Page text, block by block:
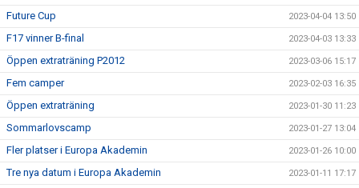
Future Cup 2023-04-04 13:50
F17 vinner B-final 2023-04-03 13:33
Öppen extraträning P2012 2023-03-06 15:17
Fem camper 2023-02-03 16:35
Öppen extraträning 2023-01-30 11:23
Sommarlovscamp 2023-01-27 13:04
Fler platser i Europa Akademin 2023-01-26 10:00
Tre nya datum i Europa Akademin 2023-01-11 17:17